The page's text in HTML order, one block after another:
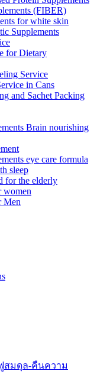
(FIBER)
for white skin
Supplements
for Dietary
Service
in Cans
and Sachet Packing
Brain nourishing
eye care formula
sleep
for the elderly
women
Men